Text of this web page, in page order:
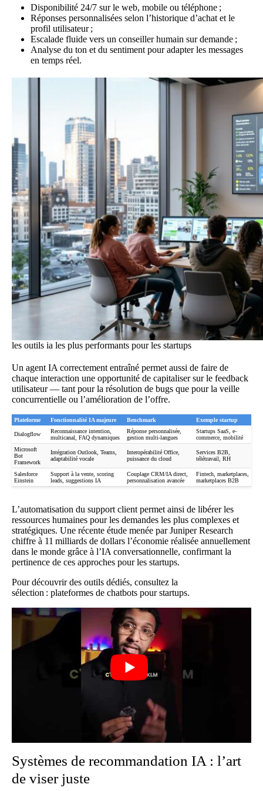
Disponibilité 24/7 sur le web, mobile ou téléphone ;
Réponses personnalisées selon l’historique d’achat et le
profil utilisateur ;
Escalade fluide vers un conseiller humain sur demande ;
Analyse du ton et du sentiment pour adapter les messages
en temps réel.
les outils ia les plus performants pour les startups
Un agent IA correctement entraîné permet aussi de faire de
chaque interaction une opportunité de capitaliser sur le feedback
utilisateur — tant pour la résolution de bugs que pour la veille
concurrentielle ou l’amélioration de l’offre.
Plateforme Fonctionnalité IA majeure Benchmark Exemple startup
Dialogflow
Reconnaissance intention,
multicanal, FAQ dynamiques
Réponse personnalisée,
gestion multi-langues
Startups SaaS, e-
commerce, mobilité
Microsoft
Bot
Framework
Intégration Outlook, Teams,
adaptabilité vocale
Interopérabilité Office,
puissance du cloud
Services B2B,
télétravail, RH
Salesforce
Einstein
Support à la vente, scoring
leads, suggestions IA
Couplage CRM/IA direct,
personnalisation avancée
Fintech, marketplaces,
marketplaces B2B
L’automatisation du support client permet ainsi de libérer les
ressources humaines pour les demandes les plus complexes et
stratégiques. Une récente étude menée par Juniper Research
chiffre à 11 milliards de dollars l’économie réalisée annuellement
dans le monde grâce à l’IA conversationnelle, confirmant la
pertinence de ces approches pour les startups.
Pour découvrir des outils dédiés, consultez la
sélection : plateformes de chatbots pour startups.
Systèmes de recommandation IA : l’art
de viser juste